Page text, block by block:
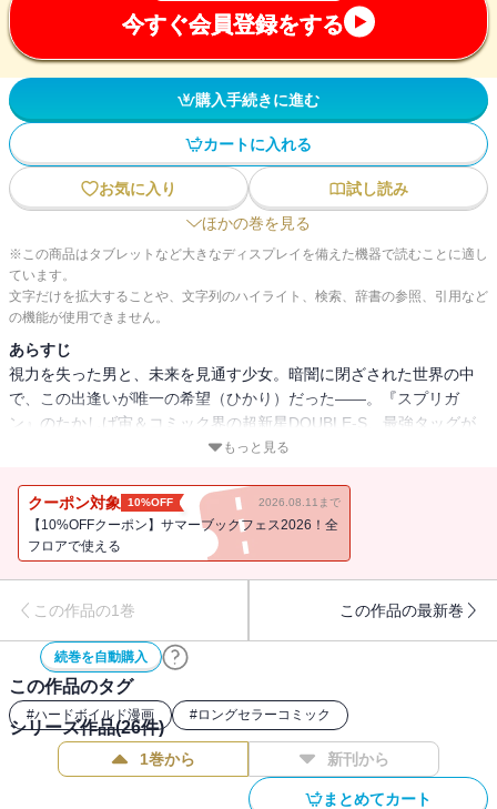
今すぐ会員登録をする
購入手続きに進む
カートに入れる
お気に入り
試し読み
ほかの巻を見る
※この商品はタブレットなど大きなディスプレイを備えた機器で読むことに適し
ています。
文字だけを拡大することや、文字列のハイライト、検索、辞書の参照、引用など
の機能が使用できません。
あらすじ
視力を失った男と、未来を見通す少女。暗闇に閉ざされた世界の中
で、この出逢いが唯一の希望（ひかり）だった――。『スプリガ
ン』のたかしげ宙＆コミック界の超新星DOUBLE-S、最強タッグが
贈るロマンティック・ハードアクション!!
もっと見る
クーポン対象 10%OFF 2026.08.11まで
【10%OFFクーポン】サマーブックフェス2026！全
フロアで使える
この作品の1巻 この作品の最新巻
続巻を自動購入
この作品のタグ
#ハードボイルド漫画 #ロングセラーコミック
シリーズ作品(26件)
1巻から 新刊から
まとめてカート